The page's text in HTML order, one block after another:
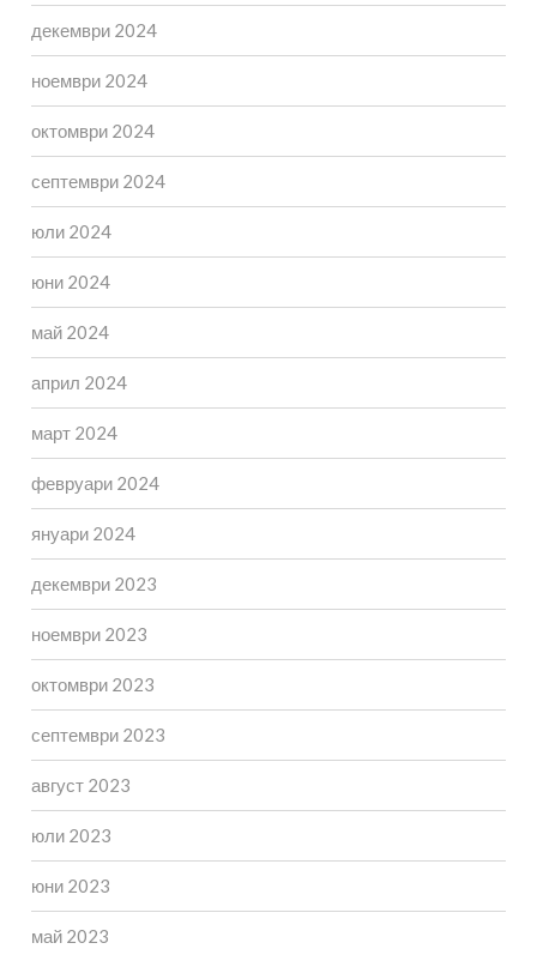
декември 2024
ноември 2024
октомври 2024
септември 2024
юли 2024
юни 2024
май 2024
април 2024
март 2024
февруари 2024
януари 2024
декември 2023
ноември 2023
октомври 2023
септември 2023
август 2023
юли 2023
юни 2023
май 2023